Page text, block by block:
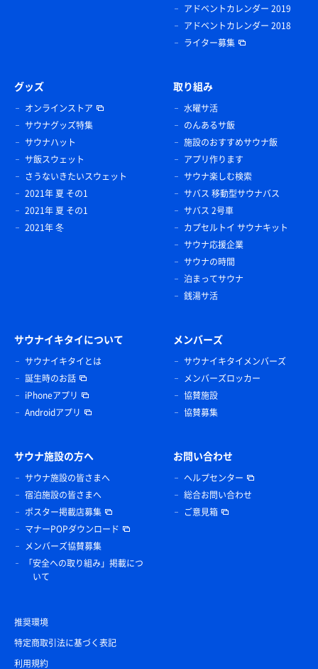
アドベントカレンダー 2019
アドベントカレンダー 2018
ライター募集
グッズ
オンラインストア
サウナグッズ特集
サウナハット
サ飯スウェット
さうないきたいスウェット
2021年 夏 その1
2021年 夏 その1
2021年 冬
取り組み
水曜サ活
のんあるサ飯
施設のおすすめサウナ飯
アプリ作ります
サウナ楽しむ検索
サバス 移動型サウナバス
サバス 2号車
カプセルトイ サウナキット
サウナ応援企業
サウナの時間
泊まってサウナ
銭湯サ活
サウナイキタイについて
サウナイキタイとは
誕生時のお話
iPhoneアプリ
Androidアプリ
メンバーズ
サウナイキタイメンバーズ
メンバーズロッカー
協賛施設
協賛募集
サウナ施設の方へ
サウナ施設の皆さまへ
宿泊施設の皆さまへ
ポスター掲載店募集
マナーPOPダウンロード
メンバーズ協賛募集
「安全への取り組み」掲載につ
いて
お問い合わせ
ヘルプセンター
総合お問い合わせ
ご意見箱
推奨環境
特定商取引法に基づく表記
利用規約